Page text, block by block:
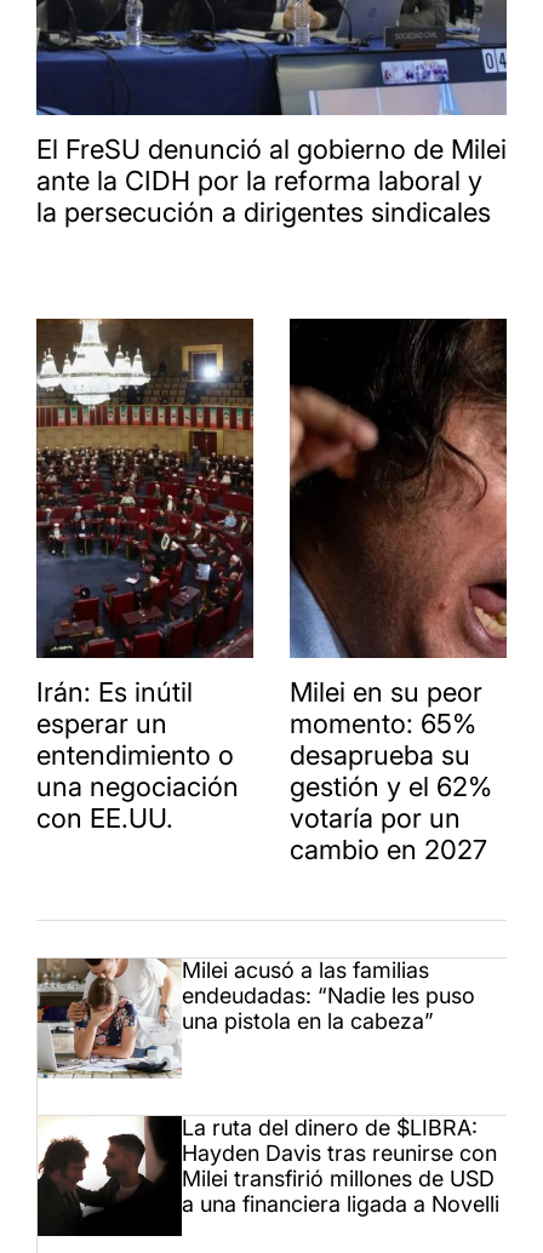
El FreSU denunció al gobierno de Milei
ante la CIDH por la reforma laboral y
la persecución a dirigentes sindicales
Irán: Es inútil
esperar un
entendimiento o
una negociación
con EE.UU.
Milei en su peor
momento: 65%
desaprueba su
gestión y el 62%
votaría por un
cambio en 2027
Milei acusó a las familias
endeudadas: “Nadie les puso
una pistola en la cabeza”
La ruta del dinero de $LIBRA:
Hayden Davis tras reunirse con
Milei transfirió millones de USD
a una financiera ligada a Novelli